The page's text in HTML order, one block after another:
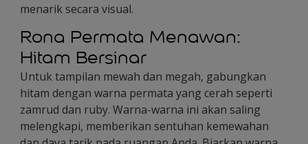
menarik secara visual.
Rona Permata Menawan:
Hitam Bersinar
Untuk tampilan mewah dan megah, gabungkan
hitam dengan warna permata yang cerah seperti
zamrud dan ruby. Warna-warna ini akan saling
melengkapi, memberikan sentuhan kemewahan